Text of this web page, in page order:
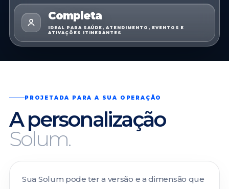
Completa
IDEAL PARA SAÚDE, ATENDIMENTO, EVENTOS E
ATIVAÇÕES ITINERANTES
PROJETADA PARA A SUA OPERAÇÃO
A personalização
Solum.
Sua Solum pode ter a versão e a dimensão que